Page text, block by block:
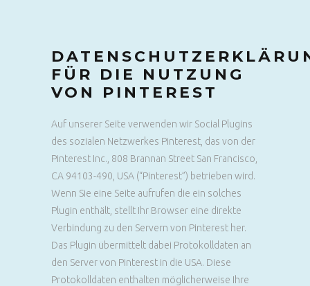
FÜR DIE NUTZUNG
VON PINTEREST
Auf unserer Seite verwenden wir Social Plugins
des sozialen Netzwerkes Pinterest, das von der
Pinterest Inc., 808 Brannan Street San Francisco,
CA 94103-490, USA (“Pinterest”) betrieben wird.
Wenn Sie eine Seite aufrufen die ein solches
Plugin enthält, stellt Ihr Browser eine direkte
Verbindung zu den Servern von Pinterest her.
Das Plugin übermittelt dabei Protokolldaten an
den Server von Pinterest in die USA. Diese
Protokolldaten enthalten möglicherweise Ihre